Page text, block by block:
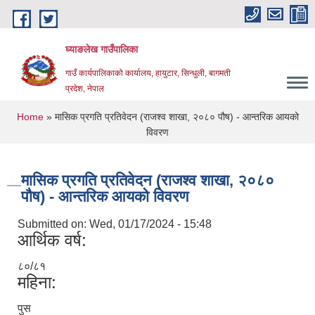
Skip to main content
घ्याङलेख गाउँपालिका
गाउँ कार्यपालिकाको कार्यालय, हायुटार, सिन्धुली, बागमती
प्रदेश, नेपाल
You are here
Home» मासिक प्रगति प्रतिवेदन (राजश्व शाखा, २०८० पौष) - आन्तरिक आयको
विवरण
मासिक प्रगति प्रतिवेदन (राजश्व शाखा, २०८०
पौष) - आन्तरिक आयको विवरण
Submitted on: Wed, 01/17/2024 - 15:48
आर्थिक वर्ष:
८०/८१
महिना:
पुस